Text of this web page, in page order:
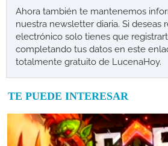
Ahora también te mantenemos
nuestra newsletter diaria. Si deseas
electrónico solo tienes que
completando tus datos en este
totalmente gratuito de LucenaHoy.
TE PUEDE INTERESAR